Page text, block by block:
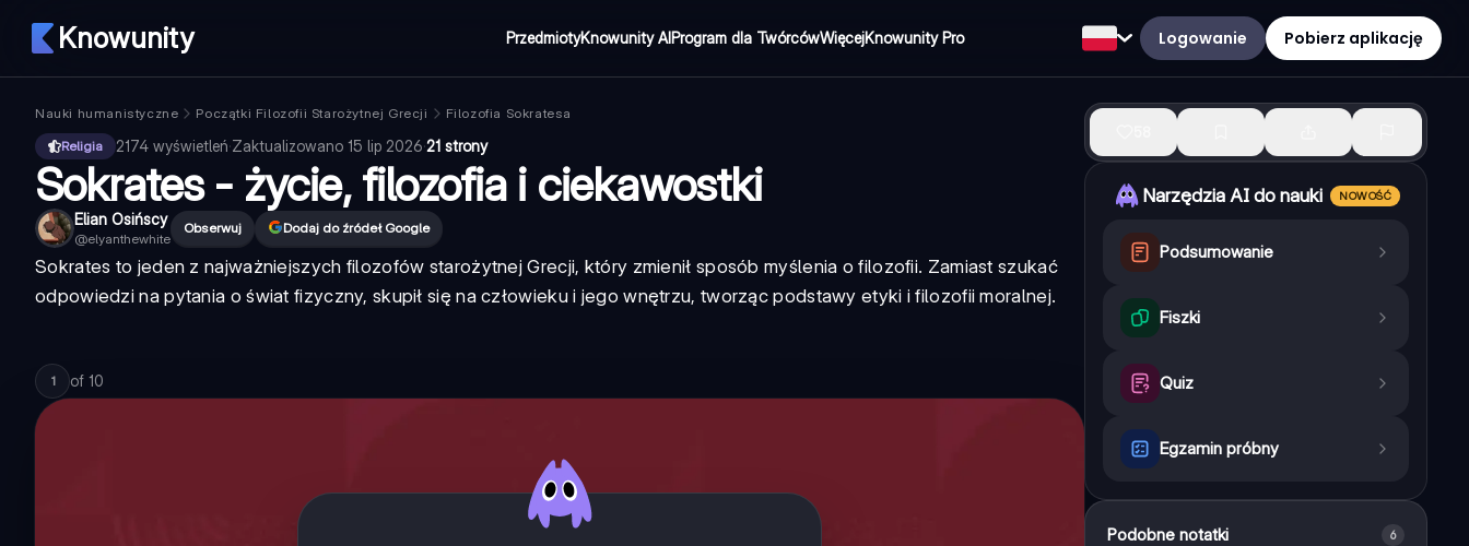
Knowunity PrzedmiotyKnowunity AIProgram dla TwórcówWięcejKnowunity Pro Logowanie Pobierz aplikację
Nauki humanistyczne Początki Filozofii Starożytnej Grecji
Filozofia Sokratesa
Religia
2174 wyświetleń·Zaktualizowano 15 lip 2026·21 strony
Sokrates - życie, filozofia i ciekawostki
Elian Osińscy
@elyanthewhite
Obserwuj Dodaj do źródeł Google
Sokrates to jeden z najważniejszych filozofów starożytnej Grecji, który zmienił sposób myślenia o filozofii. Zamiast szukać
odpowiedzi na pytania o świat fizyczny, skupił się na człowieku i jego wnętrzu, tworząc podstawy etyki i filozofii moralnej.
1 of 10
Narzędzia AI do nauki NOWOŚĆ
Podsumowanie
Fiszki
Quiz
Egzamin próbny
Podobne notatki 6